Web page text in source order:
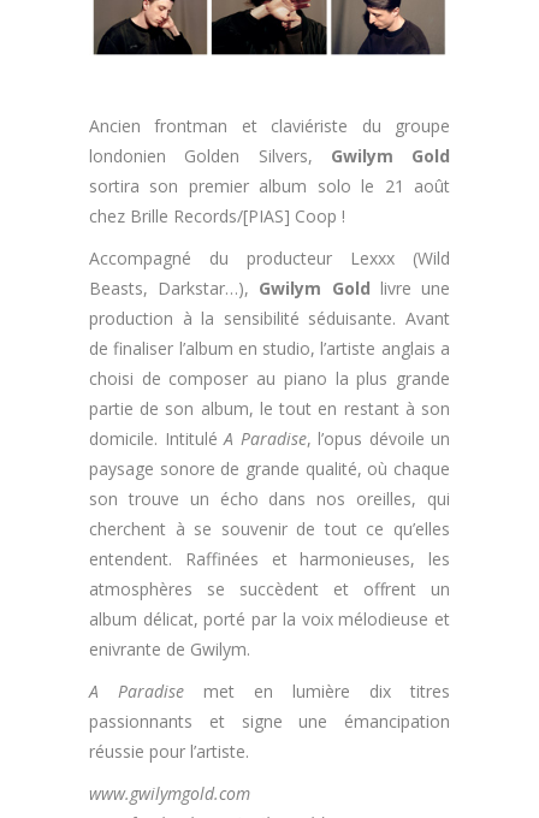
Ancien frontman et claviériste du groupe
londonien Golden Silvers, Gwilym Gold
sortira son premier album solo le 21 août
chez Brille Records/[PIAS] Coop !
Accompagné du producteur Lexxx (Wild
Beasts, Darkstar…), Gwilym Gold livre une
production à la sensibilité séduisante. Avant
de finaliser l’album en studio, l’artiste anglais a
choisi de composer au piano la plus grande
partie de son album, le tout en restant à son
domicile. IntituléA Paradise, l’opus dévoile un
paysage sonore de grande qualité, où chaque
son trouve un écho dans nos oreilles, qui
cherchent à se souvenir de tout ce qu’elles
entendent. Raffinées et harmonieuses, les
atmosphères se succèdent et offrent un
album délicat, porté par la voix mélodieuse et
enivrante de Gwilym.
A Paradise met en lumière dix titres
passionnants et signe une émancipation
réussie pour l’artiste.
www.gwilymgold.com